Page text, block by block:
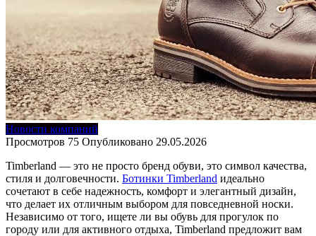
Новости компаний
Просмотров 75 Опубликовано 29.05.2026
Timberland — это не просто бренд обуви, это символ качества,
стиля и долговечности. Ботинки Timberland идеально
сочетают в себе надежность, комфорт и элегантный дизайн,
что делает их отличным выбором для повседневной носки.
Независимо от того, ищете ли вы обувь для прогулок по
городу или для активного отдыха, Timberland предложит вам